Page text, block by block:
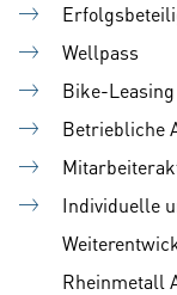
Wellpass
Bike-Leasing
Betriebliche
Individuelle
Rheinmetall